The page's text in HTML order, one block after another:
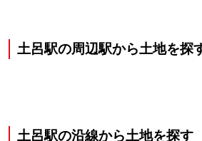
土呂駅の周辺駅から土地を探
土呂駅の沿線から土地を探す